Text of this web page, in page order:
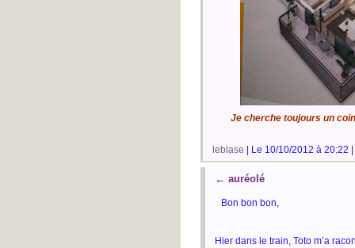
Je cherche toujours un
leblase | Le 10/10/2012 à 20:22 |
← auréolé
Bon bon bon,
Hier dans le train, Toto m’a